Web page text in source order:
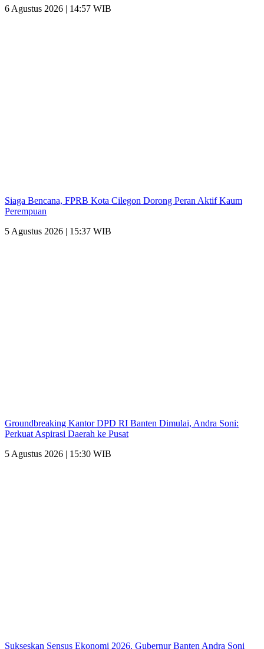
6 Agustus 2026 | 14:57 WIB
Siaga Bencana, FPRB Kota Cilegon Dorong Peran Aktif Kaum
Perempuan
5 Agustus 2026 | 15:37 WIB
Groundbreaking Kantor DPD RI Banten Dimulai, Andra Soni:
Perkuat Aspirasi Daerah ke Pusat
5 Agustus 2026 | 15:30 WIB
Sukseskan Sensus Ekonomi 2026, Gubernur Banten Andra Soni